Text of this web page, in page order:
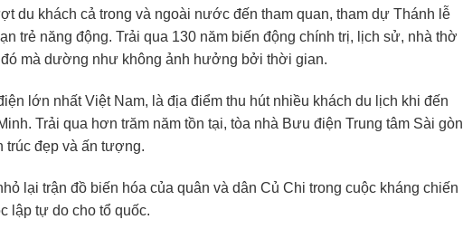
du khách cả trong và ngoài nước đến tham quan, tham dự Thánh lễ
trẻ năng động. Trải qua 130 năm biến động chính trị, lịch sử, nhà thờ
mà dường như không ảnh hưởng bởi thời gian.
lớn nhất Việt Nam, là địa điểm thu hút nhiều khách du lịch khi đến
Trải qua hơn trăm năm tồn tại, tòa nhà Bưu điện Trung tâm Sài gòn
trúc đẹp và ấn tượng.
lại trận đồ biến hóa của quân và dân Củ Chi trong cuộc kháng chiến
lập tự do cho tổ quốc.